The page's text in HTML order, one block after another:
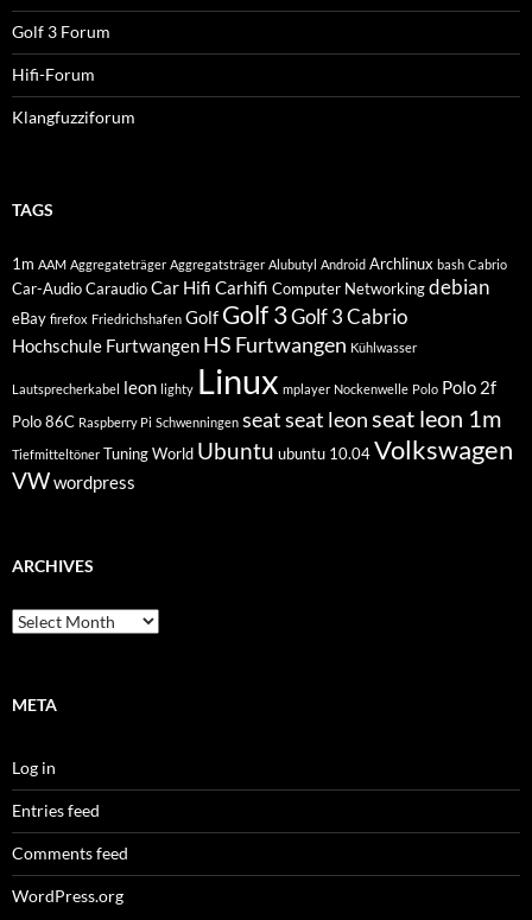
Golf 3 Forum
Hifi-Forum
Klangfuzziforum
TAGS
1m AAM Aggregateträger Aggregatsträger Alubutyl Android Archlinux bash Cabrio
Car-AudioCaraudioCar Hifi Carhifi Computer Networkingdebian
eBay firefox Friedrichshafen Golf Golf 3Golf 3 Cabrio
Hochschule Furtwangen HS Furtwangen Kühlwasser
Lautsprecherkabel leon lighty Linux mplayer Nockenwelle Polo Polo 2f
Polo 86C Raspberry Pi Schwenningen seatseat leonseat leon 1m
Tiefmitteltöner Tuning World Ubuntu ubuntu 10.04Volkswagen
VWwordpress
ARCHIVES
Archives
META
Log in
Entries feed
Comments feed
WordPress.org